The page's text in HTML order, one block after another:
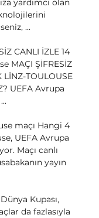
yardımcı olan
...
CANLI İZLE 14
MAÇI ŞİFRESİZ
LİNZ-TOULOUSE
UEFA Avrupa
maçı Hangi 4
UEFA Avrupa
Maçı canlı
yayın
Kupası,
da fazlasıyla